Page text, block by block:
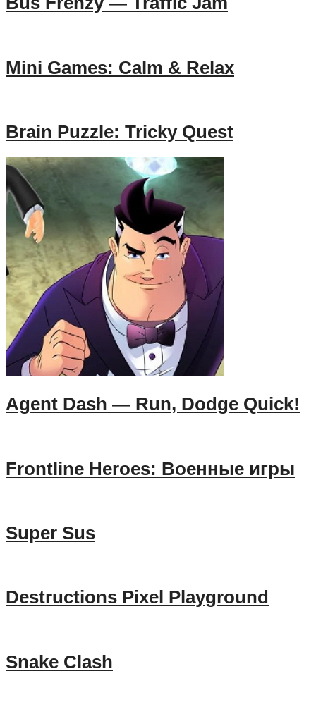
Mini Games: Calm & Relax
Brain Puzzle: Tricky Quest
Agent Dash — Run, Dodge Quick!
Frontline Heroes: Военные игры
Super Sus
Destructions Pixel Playground
Snake Clash